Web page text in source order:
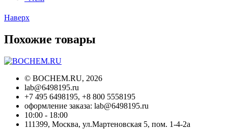
Наверх
Похожие товары
© BOCHEM.RU, 2026
lab@6498195.ru
+7 495 6498195, +8 800 5558195
оформление заказа: lab@6498195.ru
10:00 - 18:00
111399, Москва, ул.Мартеновская 5, пом. 1-4-2а